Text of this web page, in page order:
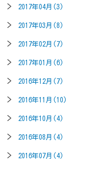
2017年04月(3)
2017年03月(8)
2017年02月(7)
2017年01月(6)
2016年12月(7)
2016年11月(10)
2016年10月(4)
2016年08月(4)
2016年07月(4)